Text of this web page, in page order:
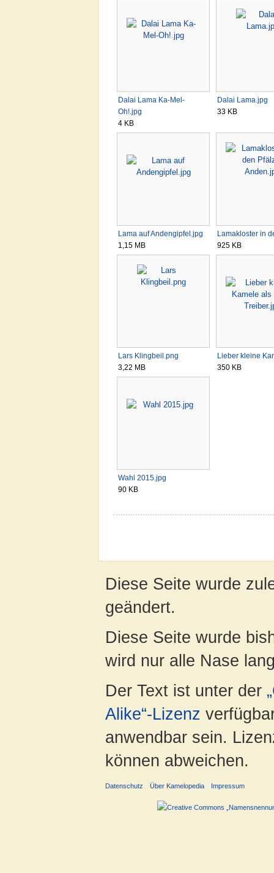
Dalai Lama Ka-Mel-
Oh!.jpg
4 KB
Dalai Lama.jpg
33 KB
Lama auf Andengipfel.jpg
1,15 MB
Lamakloster in
925 KB
Lars Klingbeil.png
3,22 MB
Lieber kleine
350 KB
Wahl 2015.jpg
90 KB
Diese Seite wurde
geändert.
Diese Seite wurde
wird nur alle Nase
Der Text ist unter der
Alike“-Lizenz
anwendbar sein.
können abweichen.
Datenschutz Über Kamelopedia Impressum